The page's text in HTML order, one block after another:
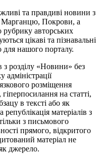
та правдиві новини з
Марганцю, Покрови, а
рубрику авторських
цікаві та пізнавальні
для нашого порталу.
з розділу «Новини» без
розміщення
на статті,
в тексті або як
матеріалів з
з письмового
прямого, відкритого
матеріал не
джерело.